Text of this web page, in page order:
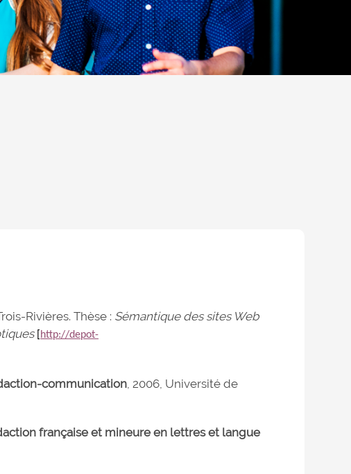
Rivières. Thèse : Sémantique des sites Web
[http://depot-
communication , 2006, Université de
française et mineure en lettres et langue